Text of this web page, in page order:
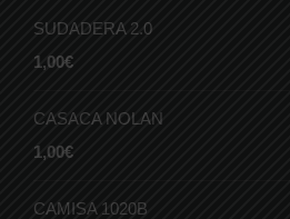
SUDADERA 2.0
1,00€
CASACA NOLAN
1,00€
CAMISA 1020B